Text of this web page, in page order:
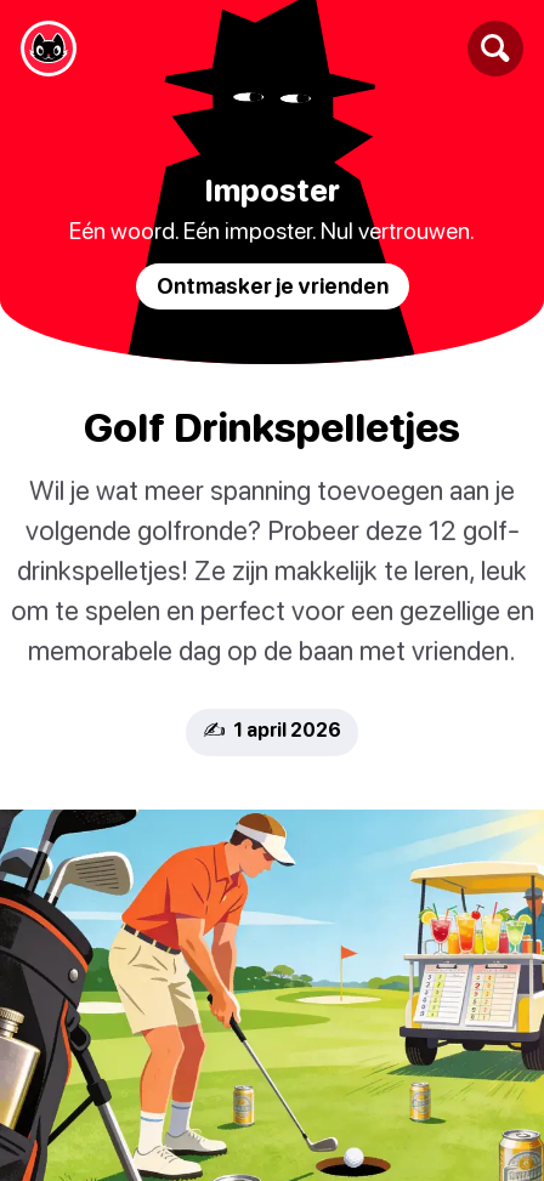
Imposter
Eén woord. Eén imposter. Nul vertrouwen.
Ontmasker je vrienden
Golf Drinkspelletjes
Wil je wat meer spanning toevoegen aan je
volgende golfronde? Probeer deze 12 golf-
drinkspelletjes! Ze zijn makkelijk te leren, leuk
om te spelen en perfect voor een gezellige en
memorabele dag op de baan met vrienden.
✍️ 1 april 2026